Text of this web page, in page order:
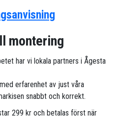
montering
har vi lokala partners i Ågesta
erfarenhet av just våra
snabbt och korrekt.
299 kr och betalas först när